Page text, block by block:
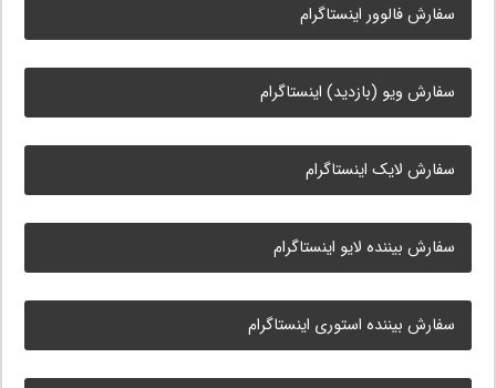
سفارش فالوور اینستاگرام
سفارش ویو (بازدید) اینستاگرام
سفارش لایک اینستاگرام
سفارش بیننده لایو اینستاگرام
سفارش بیننده استوری اینستاگرام